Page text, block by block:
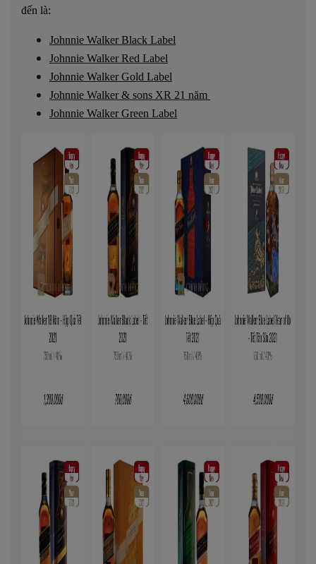
đến là:
Johnnie Walker Black Label
Johnnie Walker Red Label
Johnnie Walker Gold Label
Johnnie Walker & sons XR 21 năm
Johnnie Walker Green Label